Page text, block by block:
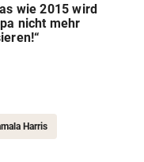
wie 2015 wird
nicht mehr
Harris